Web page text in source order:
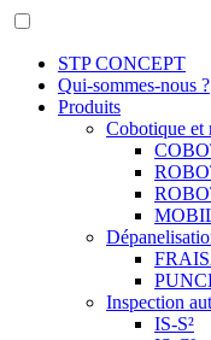
STP CONCEPT
Qui-sommes-nous ?
Produits
Cobotique et
Inspection
IS-S²